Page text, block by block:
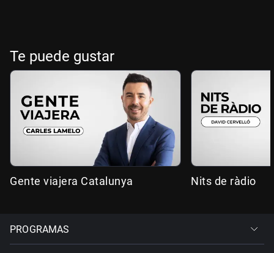
Te puede gustar
Gente viajera Catalunya Nits de ràdio
PROGRAMAS